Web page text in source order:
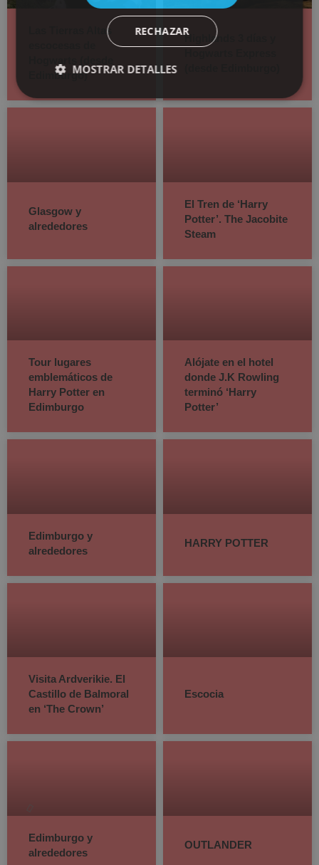
Las Tierras Altas
Edimburgo)
Highlands 3 días y
Glasgow y
alrededores
El Tren de ‘Harry
Potter’. The Jacobite
Steam
Tour lugares
emblemáticos de
Harry Potter en
Edimburgo
Alójate en el hotel
donde J.K Rowling
terminó ‘Harry
Potter’
Edimburgo y
alrededores
HARRY POTTER
Visita Ardverikie. El
Castillo de Balmoral
en ‘The Crown’
Escocia
Edimburgo y
alrededores
OUTLANDER
RECHAZAR
MOSTRAR DETALLES